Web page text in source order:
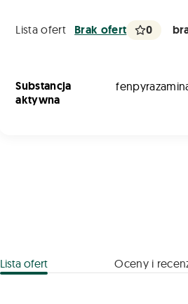
Lista ofert Brak ofert 0
Substancja
aktywna
Lista ofert Oceny i